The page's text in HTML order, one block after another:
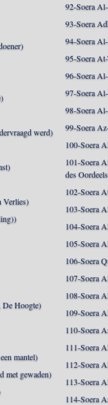
werd)
Verlies)
De Hoogte)
mantel)
met gewaden)
92-Soera
93-Soera
94-Soera
95-Soera
96-Soera
97-Soera
98-Soera
99-Soera
100-Soera
101-Soera
des
102-Soera
103-Soera
104-Soera
105-Soera
106-Soera
107-Soera
108-Soera
109-Soera
110-Soera
111-Soera
112-Soera
113-Soera
114-Soera